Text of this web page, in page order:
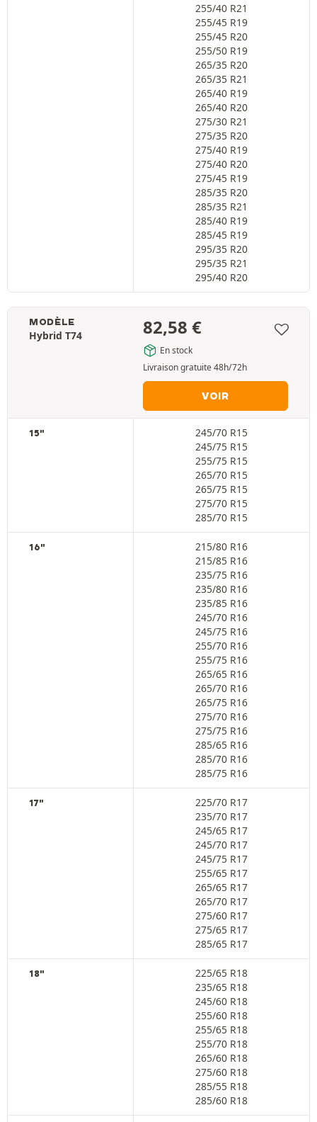
255/40 R21
255/45 R19
255/45 R20
255/50 R19
265/35 R20
265/35 R21
265/40 R19
265/40 R20
275/30 R21
275/35 R20
275/40 R19
275/40 R20
275/45 R19
285/35 R20
285/35 R21
285/40 R19
285/45 R19
295/35 R20
295/35 R21
295/40 R20
MODÈLE
Hybrid T74 82,58 €
En stock
Livraison gratuite 48h/72h
VOIR
15"
245/70 R15
245/75 R15
255/75 R15
265/70 R15
265/75 R15
275/70 R15
285/70 R15
16"
215/80 R16
215/85 R16
235/75 R16
235/80 R16
235/85 R16
245/70 R16
245/75 R16
255/70 R16
255/75 R16
265/65 R16
265/70 R16
265/75 R16
275/70 R16
275/75 R16
285/65 R16
285/70 R16
285/75 R16
17"
225/70 R17
235/70 R17
245/65 R17
245/70 R17
245/75 R17
255/65 R17
265/65 R17
265/70 R17
275/60 R17
275/65 R17
285/65 R17
18"
225/65 R18
235/65 R18
245/60 R18
255/60 R18
255/65 R18
255/70 R18
265/60 R18
275/60 R18
285/55 R18
285/60 R18